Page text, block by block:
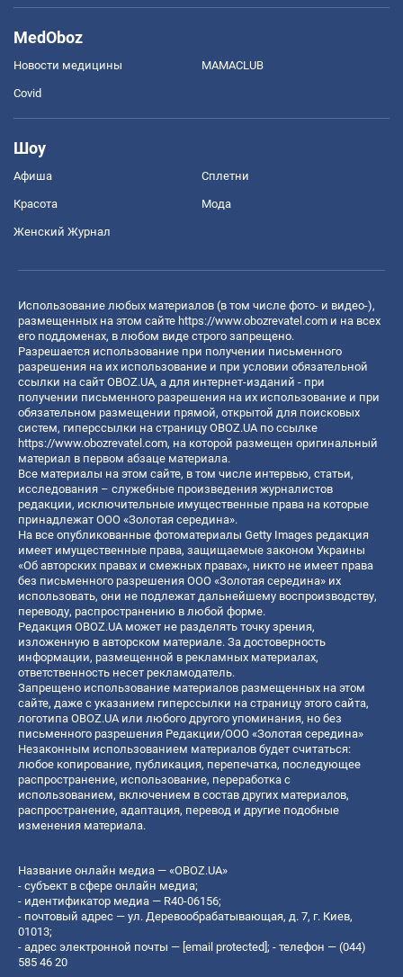
MedOboz
Новости медицины MAMACLUB
Covid
Шоу
Афиша Сплетни
Красота Мода
Женский Журнал
Использование любых материалов (в том числе фото- и видео-),
размещенных на этом сайте https://www.obozrevatel.com и на всех
его поддоменах, в любом виде строго запрещено.
Разрешается использование при получении письменного
разрешения на их использование и при условии обязательной
ссылки на сайт OBOZ.UA, а для интернет-изданий - при
получении письменного разрешения на их использование и при
обязательном размещении прямой, открытой для поисковых
систем, гиперссылки на страницу OBOZ.UA по ссылке
https://www.obozrevatel.com, на которой размещен оригинальный
материал в первом абзаце материала.
Все материалы на этом сайте, в том числе интервью, статьи,
исследования – служебные произведения журналистов
редакции, исключительные имущественные права на которые
принадлежат ООО «Золотая середина».
На все опубликованные фотоматериалы Getty Images редакция
имеет имущественные права, защищаемые законом Украины
«Об авторских правах и смежных правах», никто не имеет права
без письменного разрешения ООО «Золотая середина» их
использовать, они не подлежат дальнейшему воспроизводству,
переводу, распространению в любой форме.
Редакция OBOZ.UA может не разделять точку зрения,
изложенную в авторском материале. За достоверность
информации, размещенной в рекламных материалах,
ответственность несет рекламодатель.
Запрещено использование материалов размещенных на этом
сайте, даже с указанием гиперссылки на страницу этого сайта,
логотипа OBOZ.UA или любого другого упоминания, но без
письменного разрешения Редакции/ООО «Золотая середина»
Незаконным использованием материалов будет считаться:
любое копирование, публикация, перепечатка, последующее
распространение, использование, переработка с
использованием, включением в состав других материалов,
распространение, адаптация, перевод и другие подобные
изменения материала.
Название онлайн медиа — «OBOZ.UA»
- субъект в сфере онлайн медиа;
- идентификатор медиа — R40-06156;
- почтовый адрес — ул. Деревообрабатывающая, д. 7, г. Киев,
01013;
- адрес электронной почты — [email protected]; - телефон — (044)
585 46 20